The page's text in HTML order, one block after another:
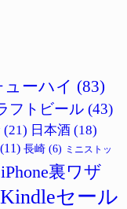
ューハイ (83)
フトビール (43)
(21) 日本酒 (18)
(11) 長崎 (6) ミニストッ
iPhone裏ワザ
Kindleセール